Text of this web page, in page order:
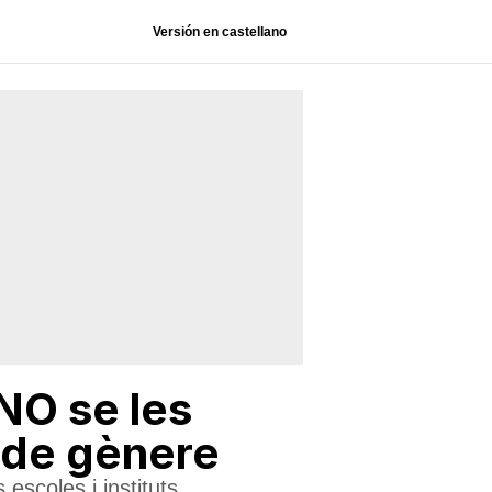
Versión en castellano
se les
gènere